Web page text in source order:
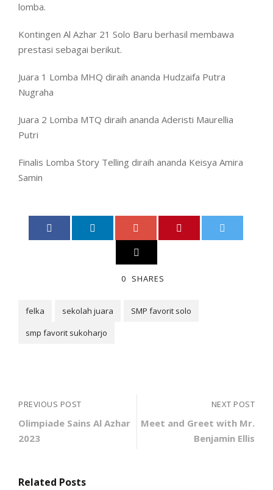
lomba.
Kontingen Al Azhar 21 Solo Baru berhasil membawa
prestasi sebagai berikut.
Juara 1 Lomba MHQ diraih ananda Hudzaifa Putra
Nugraha
Juara 2 Lomba MTQ diraih ananda Aderisti Maurellia
Putri
Finalis Lomba Story Telling diraih ananda Keisya Amira
Samin
0 SHARES
felka sekolah juara
SMP favorit solo
smp favorit sukoharjo
PREVIOUS POST
Olimpiade Sains Al Azhar
2023
NEXT POST
Meet and Greet with Mr.
Benjamin Ellis
Related Posts